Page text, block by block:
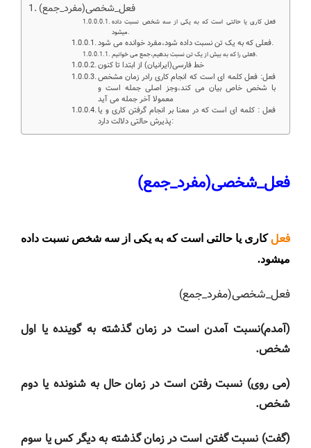
فعل_شخصی(مفرد_جمع)
فعل کاری یا حالتی است که به یکی از سه شخص نسبت داده
میشود.
فعلی که به یک تن نسبت داده شود،مفرد خوانده می شود.
فعلی را که به بیش از یک تن نسبت بدهیم،جمع می خوانیم.
خط فارسی(ایرانیان) از ابتدا تا کنون
فعل: فعل کلمه ای است که انجام کاری رادر زمان مشخص
با شخص خاص بیان می کند،وجز اصلی جمله است و
معمولا آخر جمله می آید
فعل : کلمه ای است که در معنا بر انجام گرفتن کاری و یا
پذیرش حالتی دلالت دارد:
فعل_شخصی(مفرد_جمع)
فعلکاری یا حالتی است که به یکی از سه شخص نسبت داده
میشود.
فعل_شخصی(مفرد_جمع)
(آمدم)نسبت آمدن است در زمان گذشته به گوینده یا اول
شخص.
(می روی) نسبت رفتن است در زمان حال به شنونده یا دوم
شخص.
(گفت) نسبت گفتن است در زمان گذشته به دیگر کس یا سوم